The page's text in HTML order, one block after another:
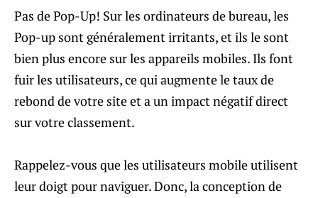
Pas de Pop-Up! Sur les ordinateurs de bureau, les
Pop-up sont généralement irritants, et ils le sont
bien plus encore sur les appareils mobiles. Ils font
fuir les utilisateurs, ce qui augmente le taux de
rebond de votre site et a un impact négatif direct
sur votre classement.
Rappelez-vous que les utilisateurs mobile utilisent
leur doigt pour naviguer. Donc, la conception de